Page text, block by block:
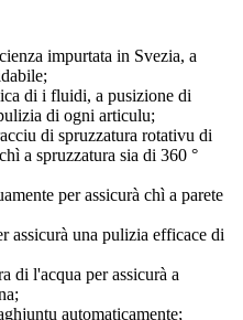
impurtata in Svezia, a
di i fluidi, a pusizione di
di ogni articulu;
di spruzzatura rotativu di
a spruzzatura sia di 360 °
per assicurà chì a parete
assicurà una pulizia efficace di
di l'acqua per assicurà a
automaticamente;